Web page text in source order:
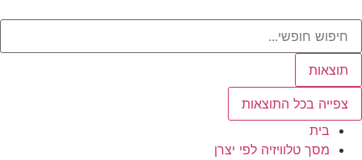
תוצאות
צפייה בכל התוצאות
בית
מסך טלוויזיה לפי יצרן